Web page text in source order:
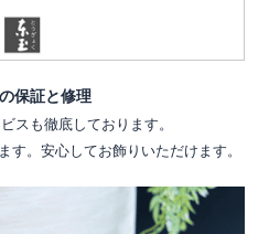
保証と修理
スも徹底しております。
す。安心してお飾りいただけます。